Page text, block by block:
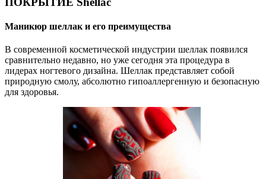
Маникюр шеллак и его преимущества
В современной косметической индустрии шеллак появился
сравнительно недавно, но уже сегодня эта процедура в
лидерах ногтевого дизайна. Шеллак представляет собой
природную смолу, абсолютно гипоаллергенную и безопасную
для здоровья.